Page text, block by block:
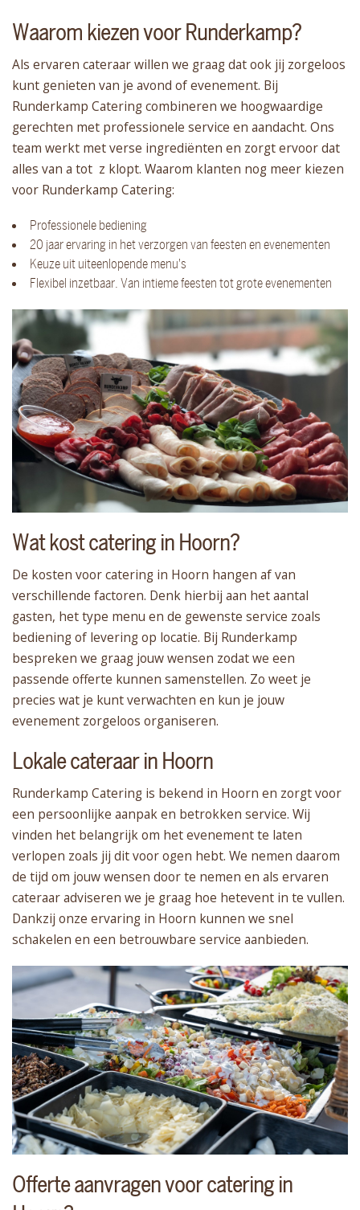
Waarom kiezen voor Runderkamp?
Als ervaren cateraar willen we graag dat ook jij zorgeloos
kunt genieten van je avond of evenement. Bij
Runderkamp Catering combineren we hoogwaardige
gerechten met professionele service en aandacht. Ons
team werkt met verse ingrediënten en zorgt ervoor dat
alles van a tot z klopt. Waarom klanten nog meer kiezen
voor Runderkamp Catering:
Professionele bediening
20 jaar ervaring in het verzorgen van feesten en evenementen
Keuze uit uiteenlopende menu's
Flexibel inzetbaar. Van intieme feesten tot grote evenementen
Wat kost catering in Hoorn?
De kosten voor catering in Hoorn hangen af van
verschillende factoren. Denk hierbij aan het aantal
gasten, het type menu en de gewenste service zoals
bediening of levering op locatie. Bij Runderkamp
bespreken we graag jouw wensen zodat we een
passende offerte kunnen samenstellen. Zo weet je
precies wat je kunt verwachten en kun je jouw
evenement zorgeloos organiseren.
Lokale cateraar in Hoorn
Runderkamp Catering is bekend in Hoorn en zorgt voor
een persoonlijke aanpak en betrokken service. Wij
vinden het belangrijk om het evenement te laten
verlopen zoals jij dit voor ogen hebt. We nemen daarom
de tijd om jouw wensen door te nemen en als ervaren
cateraar adviseren we je graag hoe hetevent in te vullen.
Dankzij onze ervaring in Hoorn kunnen we snel
schakelen en een betrouwbare service aanbieden.
Offerte aanvragen voor catering in